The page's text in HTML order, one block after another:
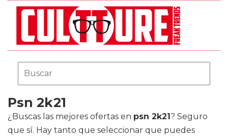
Psn 2k21
¿Buscas las mejores ofertas en psn 2k21? Seguro
que sí. Hay tanto que seleccionar que puedes